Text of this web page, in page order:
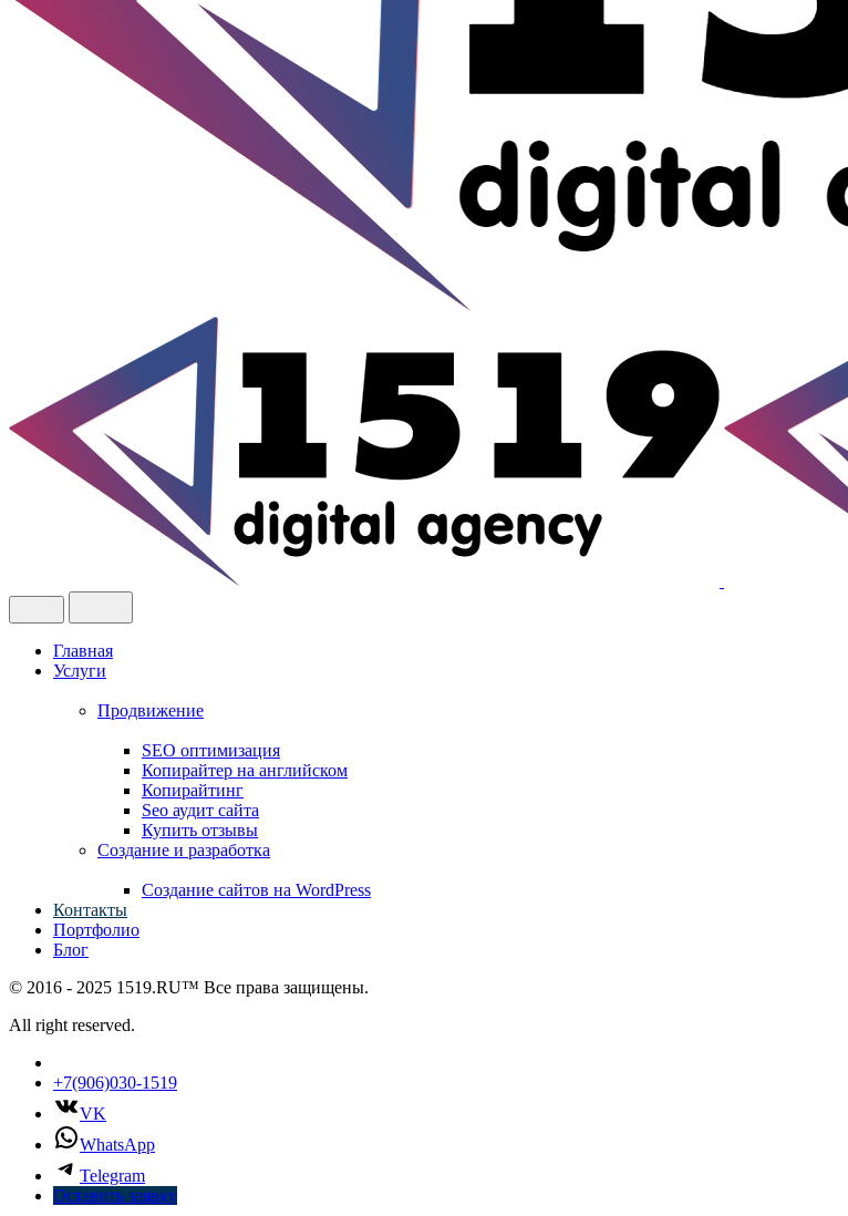
Главная
Услуги
Продвижение
SEO оптимизация
Копирайтер на английском
Копирайтинг
Seo аудит сайта
Купить отзывы
Создание и разработка
Cоздание сайтов на WordPress
Контакты
Портфолио
Блог
© 2016 - 2025 1519.RU™ Все права защищены.
All right reserved.
+7(906)030-1519
VK
WhatsApp
Telegram
Оставить заявку